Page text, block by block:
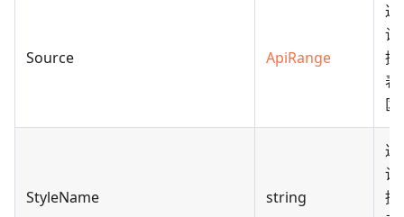
Source ApiRange
返
设
据
表
区
StyleName string
返
设
据